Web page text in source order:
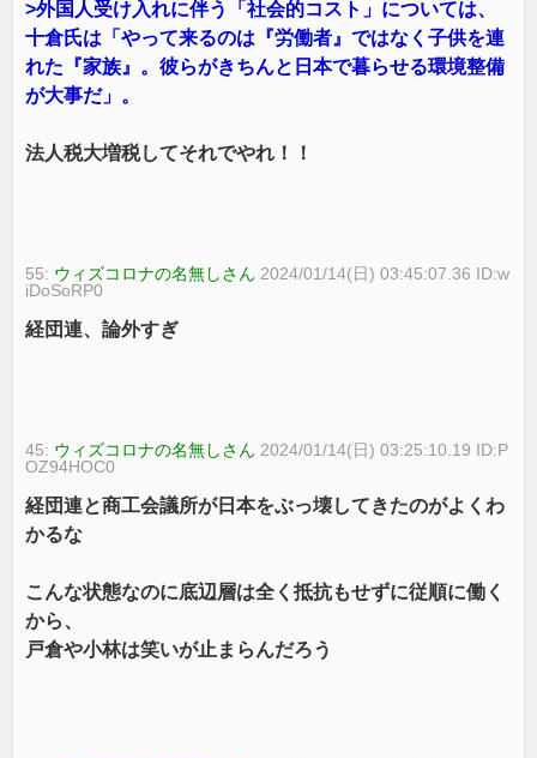
>外国人受け入れに伴う「社会的コスト」については、
十倉氏は「やって来るのは『労働者』ではなく子供を連
れた『家族』。彼らがきちんと日本で暮らせる環境整備
が大事だ」。
法人税大増税してそれでやれ！！
55: ウィズコロナの名無しさん 2024/01/14(日) 03:45:07.36 ID:w
iDoSoRP0
経団連、論外すぎ
45: ウィズコロナの名無しさん 2024/01/14(日) 03:25:10.19 ID:P
OZ94HOC0
経団連と商工会議所が日本をぶっ壊してきたのがよくわ
かるな
こんな状態なのに底辺層は全く抵抗もせずに従順に働く
から、
戸倉や小林は笑いが止まらんだろう